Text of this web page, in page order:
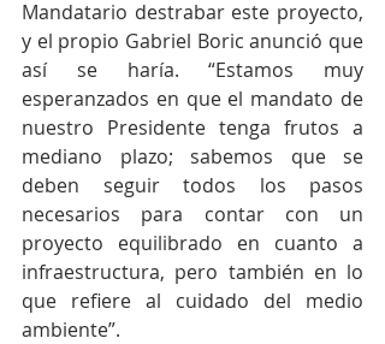
Mandatario destrabar este proyecto,
y el propio Gabriel Boric anunció que
así se haría. “Estamos muy
esperanzados en que el mandato de
nuestro Presidente tenga frutos a
mediano plazo; sabemos que se
deben seguir todos los pasos
necesarios para contar con un
proyecto equilibrado en cuanto a
infraestructura, pero también en lo
que refiere al cuidado del medio
ambiente”.